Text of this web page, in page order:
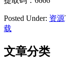
Posted Under: 资源
载
文章分类